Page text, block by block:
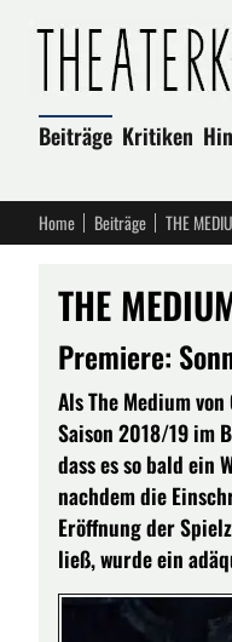
Beiträge Kritiken
Home Beiträge THE
THE
Premiere:
Als The Medium
Saison 2018/19 im
dass es so bald ein
nachdem die
Eröffnung der
ließ, wurde ein